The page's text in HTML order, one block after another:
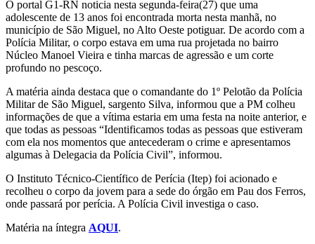
O portal G1-RN noticia nesta segunda-feira(27) que uma
adolescente de 13 anos foi encontrada morta nesta manhã, no
município de São Miguel, no Alto Oeste potiguar. De acordo com a
Polícia Militar, o corpo estava em uma rua projetada no bairro
Núcleo Manoel Vieira e tinha marcas de agressão e um corte
profundo no pescoço.
A matéria ainda destaca que o comandante do 1º Pelotão da Polícia
Militar de São Miguel, sargento Silva, informou que a PM colheu
informações de que a vítima estaria em uma festa na noite anterior, e
que todas as pessoas “Identificamos todas as pessoas que estiveram
com ela nos momentos que antecederam o crime e apresentamos
algumas à Delegacia da Polícia Civil”, informou.
O Instituto Técnico-Científico de Perícia (Itep) foi acionado e
recolheu o corpo da jovem para a sede do órgão em Pau dos Ferros,
onde passará por perícia. A Polícia Civil investiga o caso.
Matéria na íntegra AQUI.